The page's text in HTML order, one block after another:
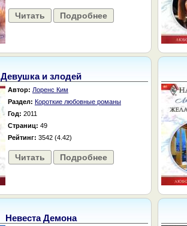
Читать Подробнее
Девушка и злодей
Автор: Лоренс Ким
Раздел: Короткие любовные романы
Год: 2011
Страниц: 49
Рейтинг: 3542 (4.42)
Читать Подробнее
Невеста Демона